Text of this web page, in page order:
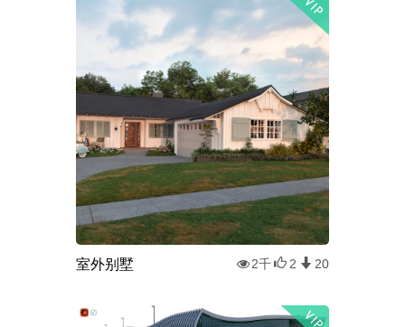
室外别墅 2千 2 20